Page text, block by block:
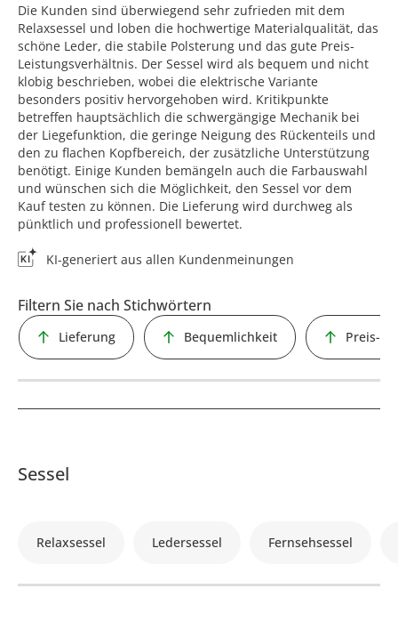
Die Kunden sind überwiegend sehr zufrieden mit dem
Relaxsessel und loben die hochwertige Materialqualität, das
schöne Leder, die stabile Polsterung und das gute Preis-
Leistungsverhältnis. Der Sessel wird als bequem und nicht
klobig beschrieben, wobei die elektrische Variante
besonders positiv hervorgehoben wird. Kritikpunkte
betreffen hauptsächlich die schwergängige Mechanik bei
der Liegefunktion, die geringe Neigung des Rückenteils und
den zu flachen Kopfbereich, der zusätzliche Unterstützung
benötigt. Einige Kunden bemängeln auch die Farbauswahl
und wünschen sich die Möglichkeit, den Sessel vor dem
Kauf testen zu können. Die Lieferung wird durchweg als
pünktlich und professionell bewertet.
KI-generiert aus allen Kundenmeinungen
Filtern Sie nach Stichwörtern
Lieferung Bequemlichkeit Preis-
Sessel
Relaxsessel Ledersessel Fernsehsessel